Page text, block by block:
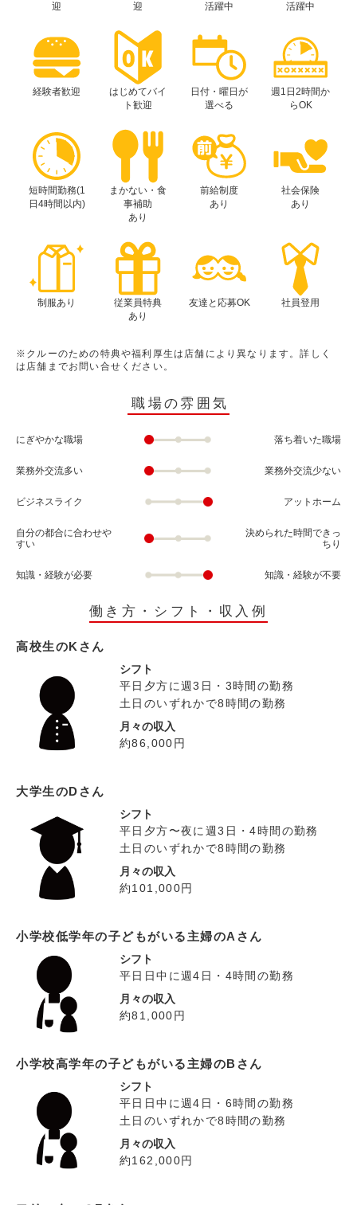
迎
迎
活躍中
活躍中
経験者歓迎
はじめてバイ
ト歓迎
日付・曜日が
選べる
週1日2時間か
らOK
短時間勤務(1
日4時間以内)
まかない・食
事補助
あり
前給制度
あり
社会保険
あり
制服あり
従業員特典
あり
友達と応募OK 社員登用
※クルーのための特典や福利厚生は店舗により異なります。詳しく
は店舗までお問い合せください。
職場の雰囲気
にぎやかな職場 落ち着いた職場
業務外交流多い 業務外交流少ない
ビジネスライク アットホーム
自分の都合に合わせや
すい
決められた時間できっ
ちり
知識・経験が必要 知識・経験が不要
働き方・シフト・収入例
高校生のKさん
シフト
平日夕方に週3日・3時間の勤務
土日のいずれかで8時間の勤務
月々の収入
約86,000円
大学生のDさん
シフト
平日夕方〜夜に週3日・4時間の勤務
土日のいずれかで8時間の勤務
月々の収入
約101,000円
小学校低学年の子どもがいる主婦のAさん
シフト
平日日中に週4日・4時間の勤務
月々の収入
約81,000円
小学校高学年の子どもがいる主婦のBさん
シフト
平日日中に週4日・6時間の勤務
土日のいずれかで8時間の勤務
月々の収入
約162,000円